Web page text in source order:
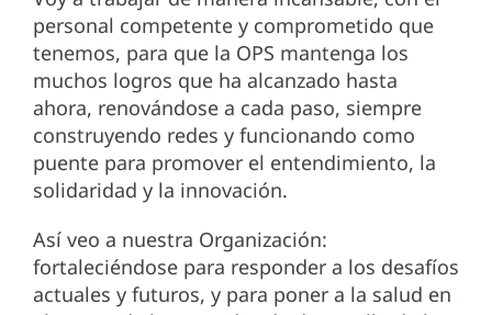
personal competente y comprometido que
tenemos, para que la OPS mantenga los
muchos logros que ha alcanzado hasta
ahora, renovándose a cada paso, siempre
construyendo redes y funcionando como
puente para promover el entendimiento, la
solidaridad y la innovación.
Así veo a nuestra Organización:
fortaleciéndose para responder a los desafíos
actuales y futuros, y para poner a la salud en